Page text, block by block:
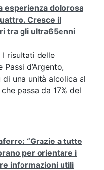
esperienza dolorosa
Cresce il
tra gli ultra65enni
I risultati delle
Passi d’Argento,
una unità alcolica al
passa da 17% del
“Grazie a tutte
per orientare i
informazioni utili